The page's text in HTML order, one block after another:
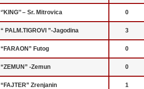
‘’KING’’ – Sr. Mitrovica 0
“ PALM.TIGROVI ”-Jagodina 3
“FARAON” Futog 0
“ZEMUN” -Zemun 0
“FAJTER” Zrenjanin 1